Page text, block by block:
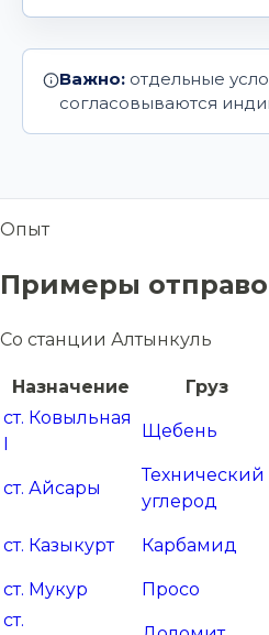
Важно: отдельные
согласовываются
Опыт
Примеры
Со станции Алтынкуль
Назначение Груз
ст. Ковыльная
I
Щебень
ст. Айсары
Технический
углерод
ст. Казыкурт Карбамид
ст. Мукур Просо
ст.